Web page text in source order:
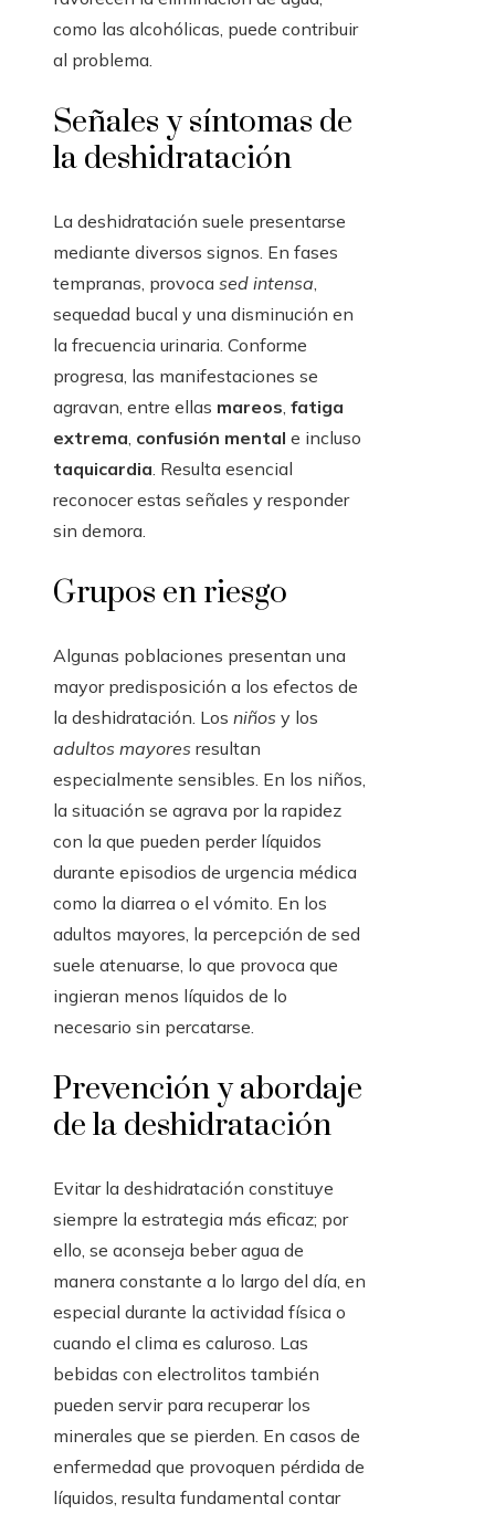
como las alcohólicas, puede contribuir
al problema.
Señales y síntomas de
la deshidratación
La deshidratación suele presentarse
mediante diversos signos. En fases
tempranas, provoca sed intensa,
sequedad bucal y una disminución en
la frecuencia urinaria. Conforme
progresa, las manifestaciones se
agravan, entre ellas mareos, fatiga
extrema, confusión mental e incluso
taquicardia. Resulta esencial
reconocer estas señales y responder
sin demora.
Grupos en riesgo
Algunas poblaciones presentan una
mayor predisposición a los efectos de
la deshidratación. Los niños y los
adultos mayores resultan
especialmente sensibles. En los niños,
la situación se agrava por la rapidez
con la que pueden perder líquidos
durante episodios de urgencia médica
como la diarrea o el vómito. En los
adultos mayores, la percepción de sed
suele atenuarse, lo que provoca que
ingieran menos líquidos de lo
necesario sin percatarse.
Prevención y abordaje
de la deshidratación
Evitar la deshidratación constituye
siempre la estrategia más eficaz; por
ello, se aconseja beber agua de
manera constante a lo largo del día, en
especial durante la actividad física o
cuando el clima es caluroso. Las
bebidas con electrolitos también
pueden servir para recuperar los
minerales que se pierden. En casos de
enfermedad que provoquen pérdida de
líquidos, resulta fundamental contar